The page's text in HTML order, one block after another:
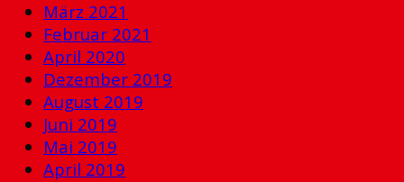
März 2021
Februar 2021
April 2020
Dezember 2019
August 2019
Juni 2019
Mai 2019
April 2019